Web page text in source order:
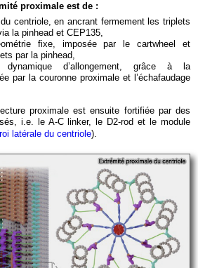
proximale est de :
centriole, en ancrant fermement les triplets
la pinhead et CEP135,
fixe, imposée par le cartwheel et
par la pinhead,
dynamique d’allongement, grâce à la
par la couronne proximale et l’échafaudage
proximale est ensuite fortifiée par des
i.e. le A-C linker, le D2-rod et le module
latérale du centriole).